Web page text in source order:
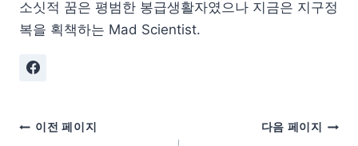
소싯적 꿈은 평범한 봉급생활자였으나 지금은 지구정
복을 획책하는 Mad Scientist.
이전 페이지 다음 페이지